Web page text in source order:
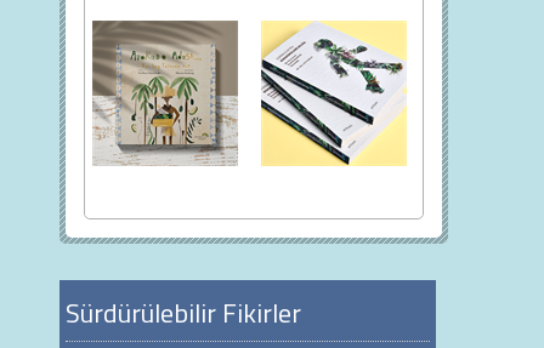
tane anlatıyor
Amaçları'nı (SKA) anlatan
kitaplarının ilki olan Ak...
biyoçeşitliliğe
gönderme
Adası’nda Her Şey
yerini aldı.
için sürdürülebilirlik
örnekleri
sürdürülebilirlik
şirketin...
Sürdürülebilir Fikirler